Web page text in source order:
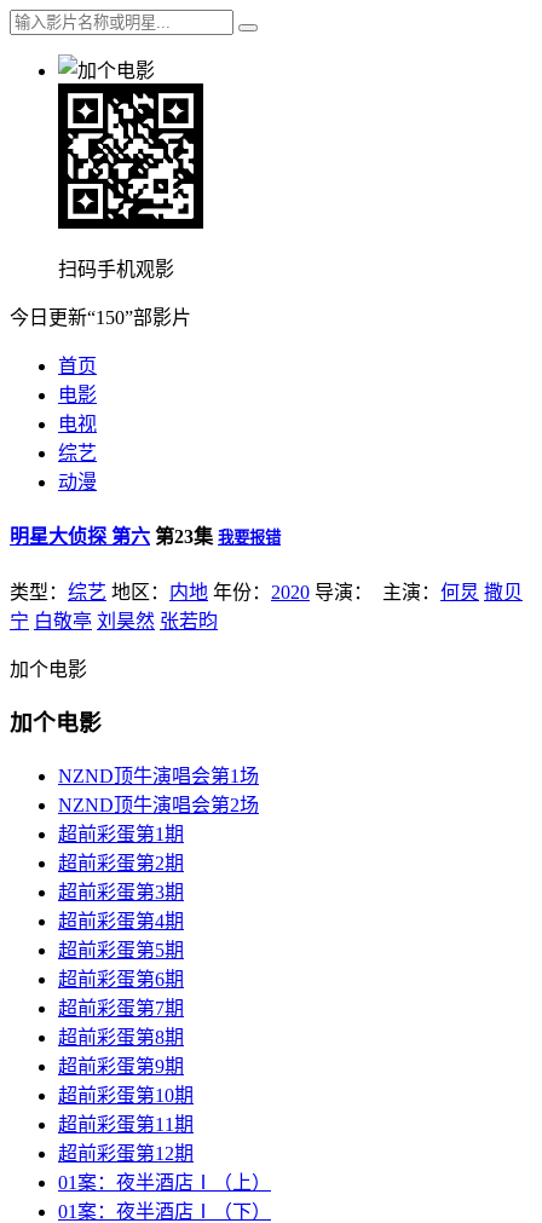
扫码手机观影
今日更新“150”部影片
首页
电影
电视
综艺
动漫
明星大侦探 第六 第23集 我要报错
类型： 综艺 地区： 内地 年份： 2020 导演： 主演： 何炅 撒贝
宁 白敬亭 刘昊然 张若昀
加个电影
加个电影
NZND顶牛演唱会第1场
NZND顶牛演唱会第2场
超前彩蛋第1期
超前彩蛋第2期
超前彩蛋第3期
超前彩蛋第4期
超前彩蛋第5期
超前彩蛋第6期
超前彩蛋第7期
超前彩蛋第8期
超前彩蛋第9期
超前彩蛋第10期
超前彩蛋第11期
超前彩蛋第12期
01案：夜半酒店Ⅰ（上）
01案：夜半酒店Ⅰ（下）